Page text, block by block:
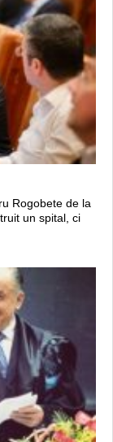
Rogobete de la
un spital, ci